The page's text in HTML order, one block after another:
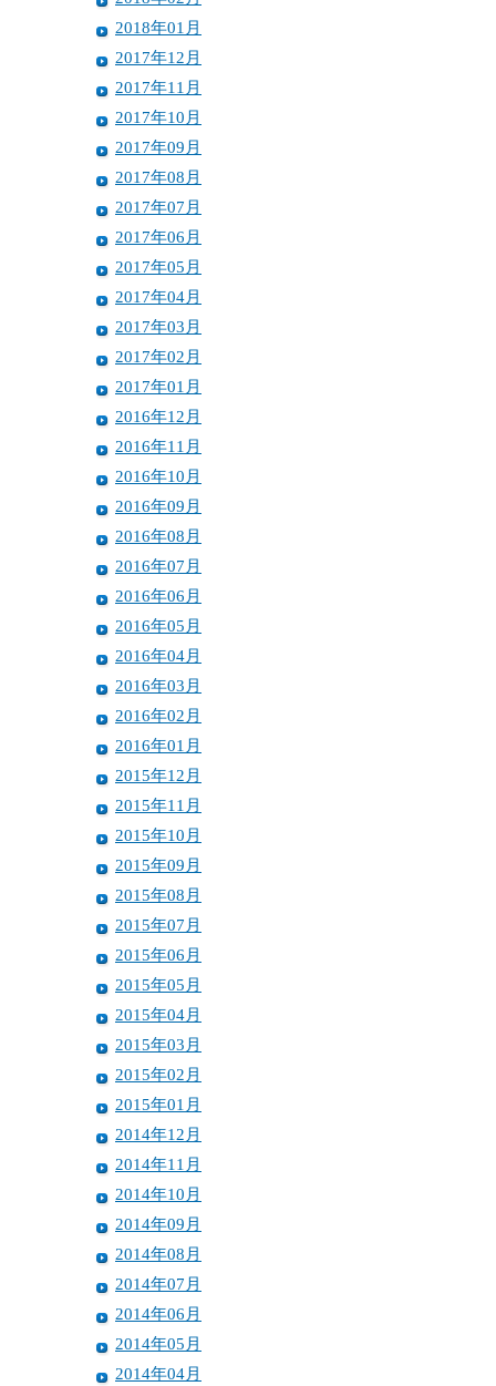
2018年01月
2017年12月
2017年11月
2017年10月
2017年09月
2017年08月
2017年07月
2017年06月
2017年05月
2017年04月
2017年03月
2017年02月
2017年01月
2016年12月
2016年11月
2016年10月
2016年09月
2016年08月
2016年07月
2016年06月
2016年05月
2016年04月
2016年03月
2016年02月
2016年01月
2015年12月
2015年11月
2015年10月
2015年09月
2015年08月
2015年07月
2015年06月
2015年05月
2015年04月
2015年03月
2015年02月
2015年01月
2014年12月
2014年11月
2014年10月
2014年09月
2014年08月
2014年07月
2014年06月
2014年05月
2014年04月